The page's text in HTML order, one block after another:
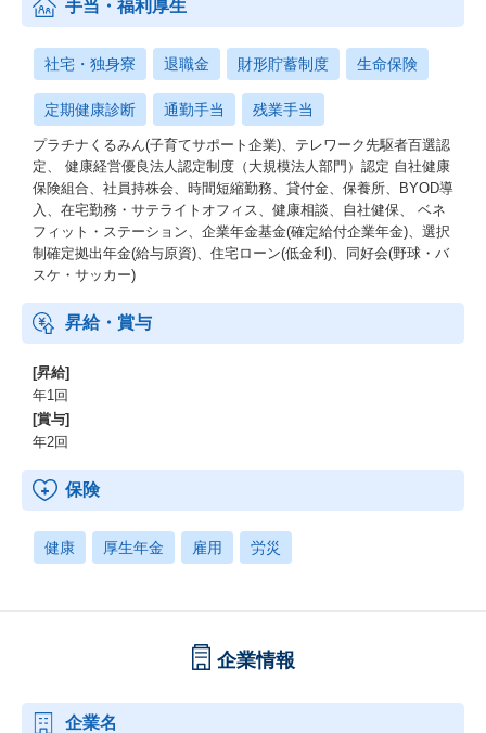
手当・福利厚生
社宅・独身寮 退職金 財形貯蓄制度 生命保険
定期健康診断 通勤手当 残業手当
プラチナくるみん(子育てサポート企業)、テレワーク先駆者百選認
定、 健康経営優良法人認定制度（大規模法人部門）認定 自社健康
保険組合、社員持株会、時間短縮勤務、貸付金、保養所、BYOD導
入、在宅勤務・サテライトオフィス、健康相談、自社健保、 ベネ
フィット・ステーション、企業年金基金(確定給付企業年金)、選択
制確定拠出年金(給与原資)、住宅ローン(低金利)、同好会(野球・バ
スケ・サッカー)
昇給・賞与
[昇給]
年1回
[賞与]
年2回
保険
健康 厚生年金 雇用 労災
企業情報
企業名